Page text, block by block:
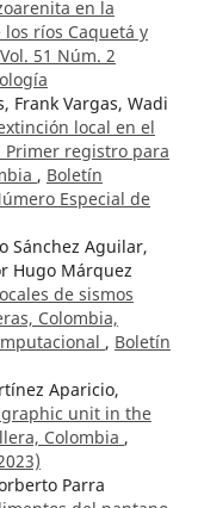
en la
ríos Caquetá y
51 Núm. 2
Frank Vargas, Wadi
local en el
Primer registro para
, Boletín
Especial de
Sánchez Aguilar,
Hugo Márquez
de sismos
Colombia,
, Boletín
Aparicio,
unit in the
Colombia ,
Parra